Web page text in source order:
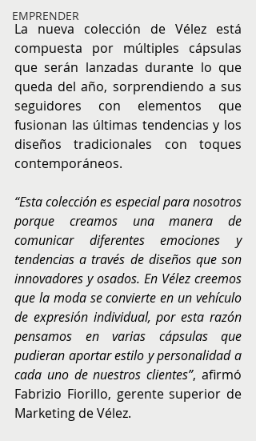
EMPRENDER
La nueva colección de Vélez está
compuesta por múltiples cápsulas
que serán lanzadas durante lo que
queda del año, sorprendiendo a sus
seguidores con elementos que
fusionan las últimas tendencias y los
diseños tradicionales con toques
contemporáneos.
“Esta colección es especial para nosotros
porque creamos una manera de
comunicar diferentes emociones y
tendencias a través de diseños que son
innovadores y osados. En Vélez creemos
que la moda se convierte en un vehículo
de expresión individual, por esta razón
pensamos en varias cápsulas que
pudieran aportar estilo y personalidad a
cada uno de nuestros clientes”, afirmó
Fabrizio Fiorillo, gerente superior de
Marketing de Vélez.